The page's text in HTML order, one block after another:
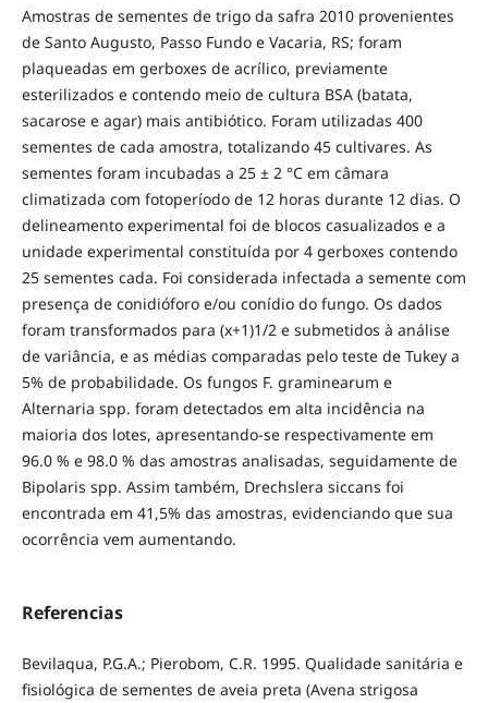
Amostras de sementes de trigo da safra 2010 provenientes
de Santo Augusto, Passo Fundo e Vacaria, RS; foram
plaqueadas em gerboxes de acrílico, previamente
esterilizados e contendo meio de cultura BSA (batata,
sacarose e agar) mais antibiótico. Foram utilizadas 400
sementes de cada amostra, totalizando 45 cultivares. As
sementes foram incubadas a 25 ± 2 °C em câmara
climatizada com fotoperíodo de 12 horas durante 12 dias. O
delineamento experimental foi de blocos casualizados e a
unidade experimental constituída por 4 gerboxes contendo
25 sementes cada. Foi considerada infectada a semente com
presença de conidióforo e/ou conídio do fungo. Os dados
foram transformados para (x+1)1/2 e submetidos à análise
de variância, e as médias comparadas pelo teste de Tukey a
5% de probabilidade. Os fungos F. graminearum e
Alternaria spp. foram detectados em alta incidência na
maioria dos lotes, apresentando-se respectivamente em
96.0 % e 98.0 % das amostras analisadas, seguidamente de
Bipolaris spp. Assim também, Drechslera siccans foi
encontrada em 41,5% das amostras, evidenciando que sua
ocorrência vem aumentando.
Referencias
Bevilaqua, P.G.A.; Pierobom, C.R. 1995. Qualidade sanitária e
fisiológica de sementes de aveia preta (Avena strigosa